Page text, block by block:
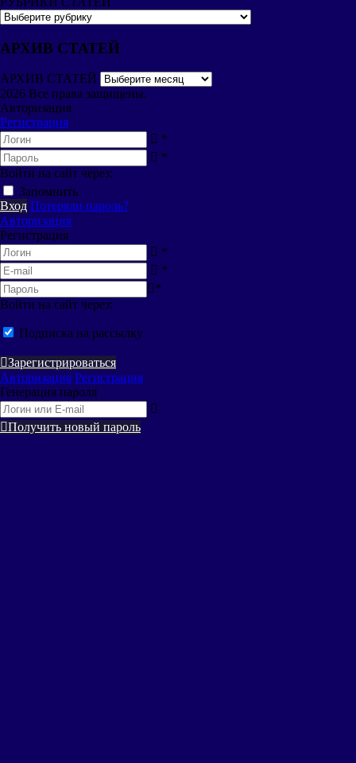
АРХИВ СТАТЕЙ
АРХИВ СТАТЕЙ
2026 Все права защищены.
Авторизация
Регистрация
*
*
Войти на сайт через:
Запомнить
Вход Потеряли пароль?
Авторизация
Регистрация
*
*
*
Войти на сайт через:
Подписка на рассылку
Зарегистрироваться
Авторизация Регистрация
Генерация пароля
Получить новый пароль